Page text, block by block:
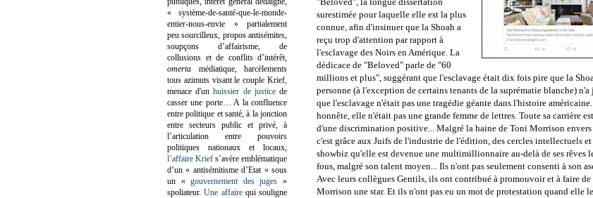
surestimée pour laquelle elle est la plus
connue, afin d'insinuer que la Shoah a
reçu trop d'attention par rapport à
l'esclavage des Noirs en Amérique. La
dédicace de "Beloved" parle de "60
millions et plus", suggérant que l'esclavage était dix fois pire que la
personne (à l'exception de certains tenants de la suprématie blanche)
que l'esclavage n'était pas une tragédie géante dans l'histoire
honnête, elle n'était pas une grande femme de lettres. Toute sa carrière
d'une discrimination positive... Malgré la haine de Toni Morrison envers
c'est grâce aux Juifs de l'industrie de l'édition, des cercles intellectuels et
showbiz qu'elle est devenue une multimillionnaire au-delà de ses rêves
fous, malgré son talent moyen... Ils n'ont pas seulement consenti à son
Avec leurs collègues Gentils, ils ont contribué à promouvoir et à faire de
Morrison une star. Et ils n'ont pas eu un mot de protestation quand elle
« système-de-santé-que-le-monde-
entier-nous-envie » partialement
peu sourcilleux, propos antisémites,
soupçons d’affairisme, de
collusions et de conflits d’intérêt,
omerta médiatique, harcèlements
tous azimuts visant le couple Krief,
menace d'unhuissier de justicede
casser une porte… A la confluence
entre politique et santé, à la jonction
entre secteurs public et privé, à
l’articulation entre pouvoirs
politiques nationaux et locaux,
l’affaire Krief s’avère emblématique
d’un « antisémitisme d’Etat » sous
un «gouvernement des juges »
spoliateur.Une affairequi souligne